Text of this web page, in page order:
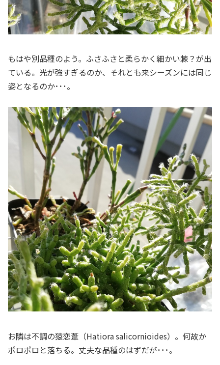
もはや別品種のよう。ふさふさと柔らかく細かい棘？が出
ている。光が強すぎるのか、それとも来シーズンには同じ
姿となるのか･･･。
お隣は不調の猿恋葦（Hatiorasalicornioides）。何故か
ポロポロと落ちる。丈夫な品種のはずだが･･･。